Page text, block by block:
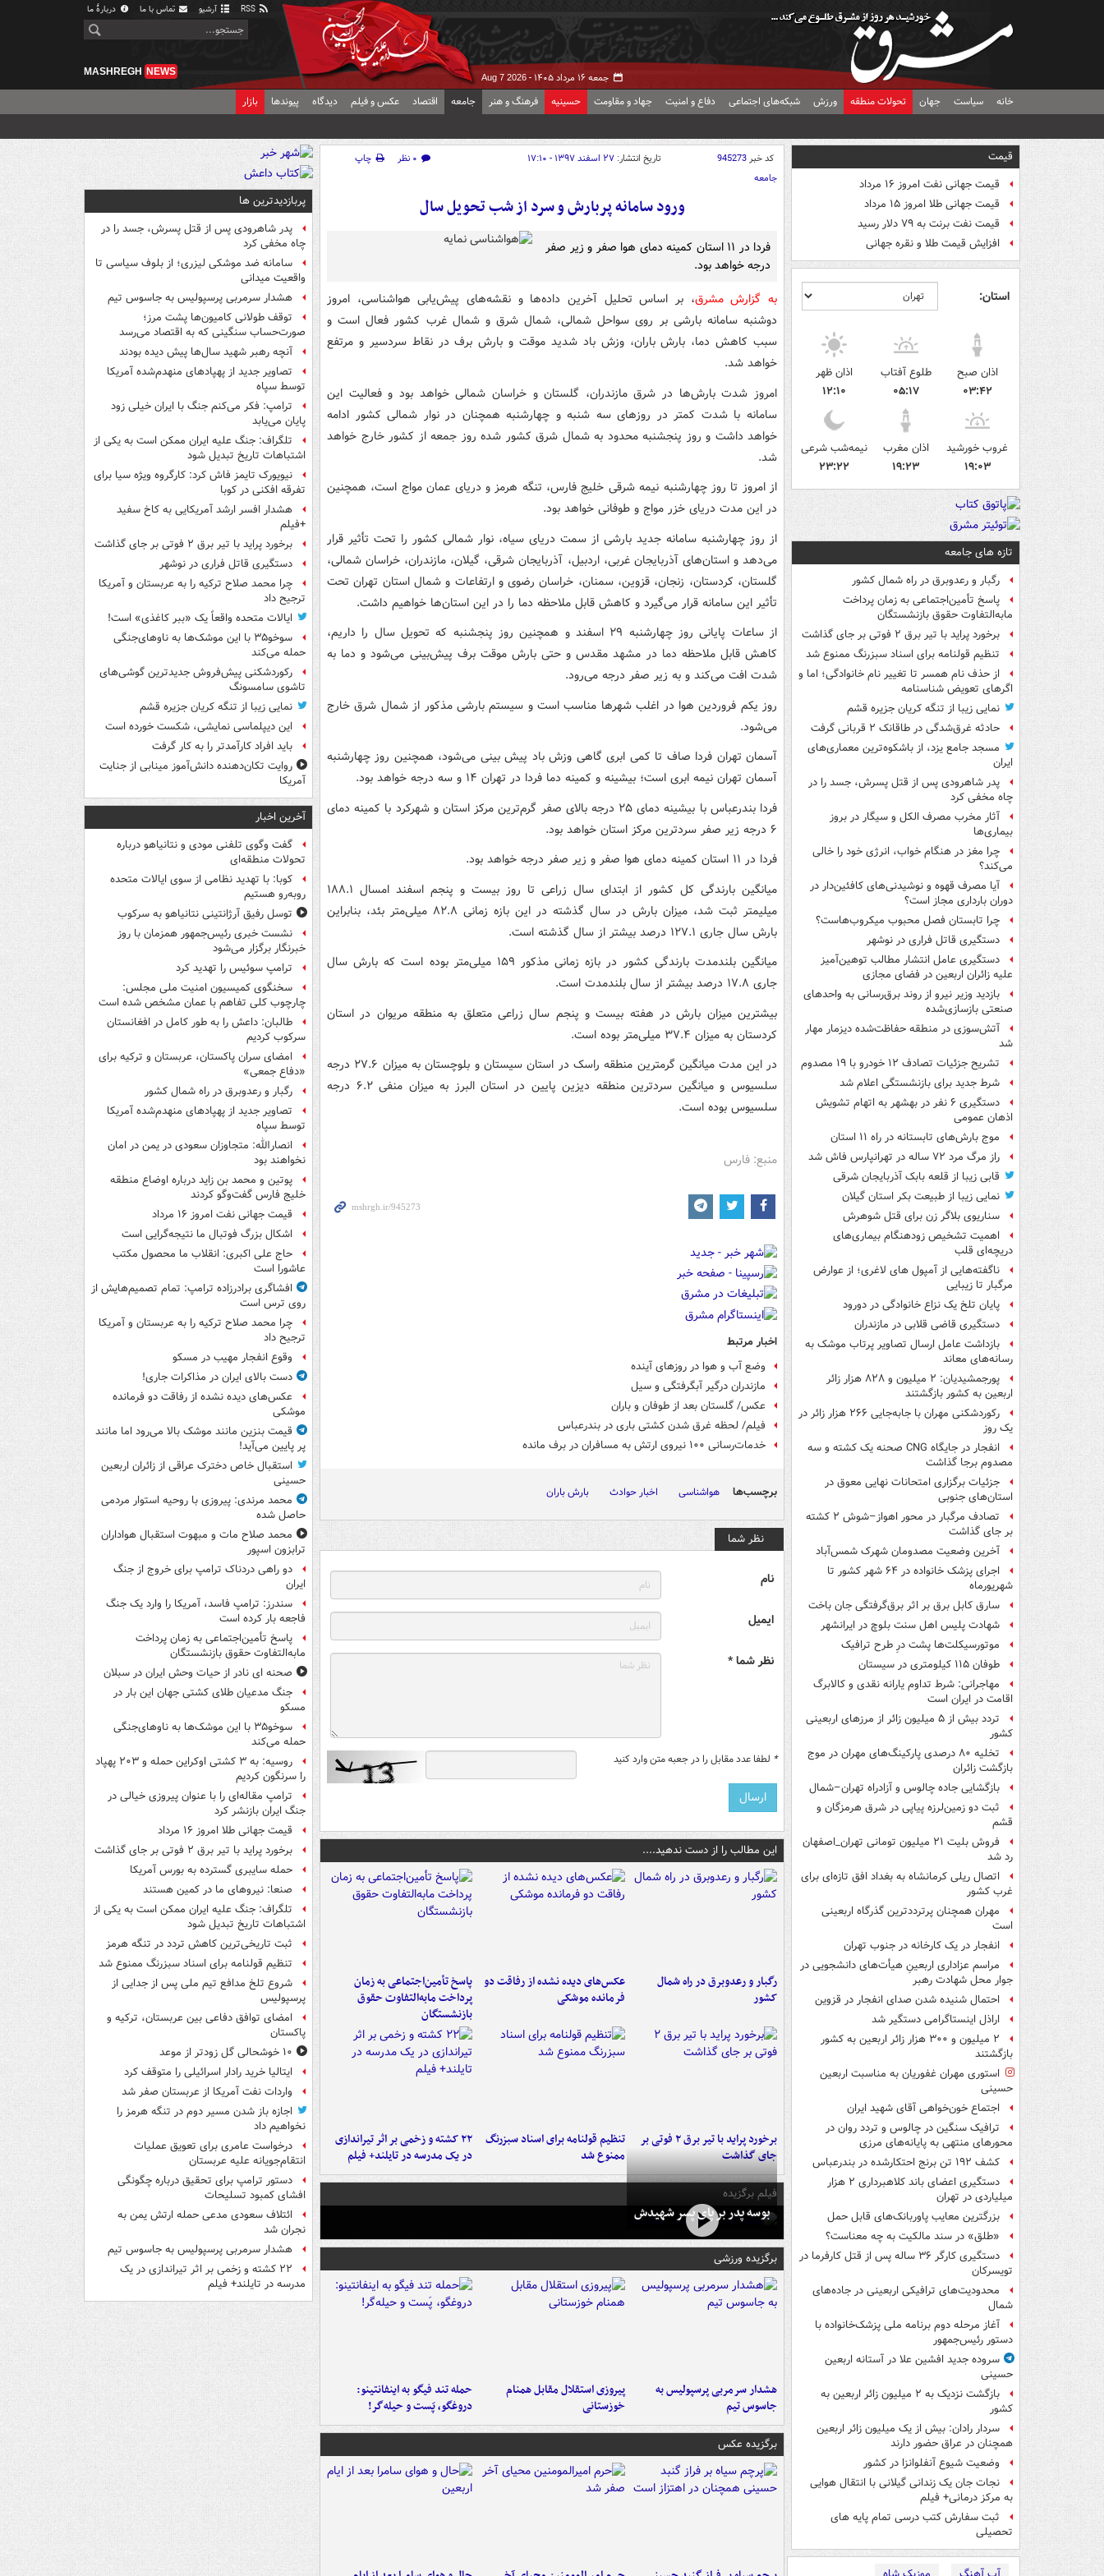
آرشیو تماس با ما دربارهٔ ما
جمعه ۱۶ مرداد ۱۴۰۵ - Aug 7 2026
MASHREGH NEWS
خانه سیاست جهان تحولات منطقه ورزش شبکه‌های اجتماعی دفاع و امنیت جهاد و مقاومت حسینیه فرهنگ و هنر جامعه اقتصاد عکس و فیلم دیدگاه پیوندها بازار
قیمت
قیمت جهانی نفت امروز ۱۶ مرداد
قیمت جهانی طلا امروز ۱۵ مرداد
قیمت نفت برنت به ۷۹ دلار رسید
افزایش قیمت طلا و نقره جهانی
استان:
اذان صبح
۰۳:۴۲
طلوع آفتاب
۰۵:۱۷
اذان ظهر
۱۲:۱۰
غروب خورشید
۱۹:۰۳
اذان مغرب
۱۹:۲۳
نیمه‌شب شرعی
۲۳:۲۲
تازه های جامعه
رگبار و رعدوبرق در راه شمال کشور
پاسخ تأمین‌اجتماعی به زمان پرداخت
مابه‌التفاوت حقوق بازنشستگان
برخورد پراید با تیر برق ۲ فوتی بر جای گذاشت
تنظیم قولنامه برای اسناد سبزرنگ ممنوع شد
از حذف نام همسر تا تغییر نام خانوادگی؛ اما و
اگرهای تعویض شناسنامه
نمایی زیبا از تنگه کریان جزیره قشم
حادثه غرق‌شدگی در طاقانک ۲ قربانی گرفت
مسجد جامع یزد، از باشکوه‌ترین معماری‌های
ایران
پدر شاهرودی پس از قتل پسرش، جسد را در
چاه مخفی کرد
آثار مخرب مصرف الکل و سیگار در بروز
بیماری‌ها
چرا مغز در هنگام خواب، انرژی خود را خالی
می‌کند؟
آیا مصرف قهوه و نوشیدنی‌های کافئین‌دار در
دوران بارداری مجاز است؟
چرا تابستان فصل محبوب میکروب‌هاست؟
دستگیری قاتل فراری در نوشهر
دستگیری عامل انتشار مطالب توهین‌آمیز
علیه زائران اربعین در فضای مجازی
بازدید وزیر نیرو از روند برق‌رسانی به واحدهای
صنعتی بازسازی‌شده
آتش‌سوزی در منطقه حفاظت‌شده دیزمار مهار
شد
تشریح جزئیات تصادف ۱۲ خودرو با ۱۹ مصدوم
شرط جدید برای بازنشستگی اعلام شد
دستگیری ۶ نفر در بهشهر به اتهام تشویش
اذهان عمومی
موج بارش‌های تابستانه در راه ۱۱ استان
راز مرگ مرد ۷۲ ساله در تهرانپارس فاش شد
قابی زیبا از قلعه بابک آذربایجان شرقی
نمایی زیبا از طبیعت بکر استان گیلان
سناریوی بلاگر زن برای قتل شوهرش
اهمیت تشخیص زودهنگام بیماری‌های
دریچه‌ای قلب
ناگفته‌هایی از آمپول های لاغری؛ از عوارض
مرگبار تا زیبایی
پایان تلخ یک نزاع خانوادگی در دورود
دستگیری قاضی قلابی در مازندران
بازداشت عامل ارسال تصاویر پرتاب موشک به
رسانه‌های معاند
پورجمشیدیان: ۲ میلیون و ۸۲۸ هزار زائر
اربعین به کشور بازگشتند
رکوردشکنی مهران با جابه‌جایی ۲۶۶ هزار زائر در
یک روز
انفجار در جایگاه CNG صحنه یک کشته و سه
مصدوم برجا گذاشت
جزئیات برگزاری امتحانات نهایی معوق در
استان‌های جنوبی
تصادف مرگبار در محور اهواز–شوش ۲ کشته
بر جای گذاشت
آخرین وضعیت مصدومان شهرک شمس‌آباد
اجرای پزشک خانواده در ۶۴ شهر کشور تا
شهریورماه
سارق کابل برق بر اثر برق‌گرفتگی جان باخت
شهادت پلیس اهل سنت بلوچ در ایرانشهر
موتورسیکلت‌ها پشت درِ طرح ترافیک
طوفان ۱۱۵ کیلومتری در سیستان
مهاجرانی: شرط تداوم یارانه نقدی و کالابرگ
اقامت در ایران است
تردد بیش از ۵ میلیون زائر از مرزهای اربعینی
کشور
تخلیه ۸۰ درصدی پارکینگ‌های مهران در موج
بازگشت زائران
بازگشایی جاده چالوس و آزادراه تهران–شمال
ثبت دو زمین‌لرزه پیاپی در شرق هرمزگان و
قشم
فروش بلیت ۲۱ میلیون تومانی تهران_اصفهان
رد شد
اتصال ریلی کرمانشاه به بغداد افق تازه‌ای برای
غرب کشور
مهران همچنان پرترددترین گذرگاه اربعینی
است
انفجار در یک کارخانه در جنوب تهران
مراسم عزاداری اربعینِ هیأت‌های دانشجویی در
جوار محل شهادت رهبر
احتمال شنیده شدن صدای انفجار در قزوین
اراذل اینستاگرامی دستگیر شد
۲ میلیون و ۳۰۰ هزار زائر اربعین به کشور
بازگشتند
استوری مهران غفوریان به مناسبت اربعین
حسینی
اجتماع خون‌خواهی آقای شهید ایران
ترافیک سنگین در چالوس و تردد روان در
محورهای منتهی به پایانه‌های مرزی
کشف ۱۹۲ تن برنج احتکارشده در بندرعباس
دستگیری اعضای باند کلاهبرداری ۲ هزار
میلیاردی در تهران
بزرگترین معایب پاوربانک‌های قابل حمل
«طلق» در سند مالکیت به چه معناست؟
دستگیری کارگر ۳۶ ساله پس از قتل کارفرما در
تویسرکان
محدودیت‌های ترافیکی اربعینی در جاده‌های
شمال‌
آغاز مرحله دوم برنامه ملی پزشک‌خانواده با
دستور رئیس‌جمهور
سروده جدید افشین علا در آستانه اربعین
حسینی
بازگشت نزدیک به ۲ میلیون زائر اربعین به
کشور
سردار رادان: بیش از یک میلیون زائر اربعین
همچنان در عراق حضور دارند
وضعیت شیوع آنفلوانزا در کشور
نجات جان یک زندانی گیلانی با انتقال هوایی
به مرکز درمانی+ فیلم
ثبت سفارش کتب درسی تمام پایه های
تحصیلی
کد خبر945273 تاریخ انتشار: ۲۷ اسفند ۱۳۹۷ - ۱۷:۱۰ ۰ نظر
چاپ
جامعه
ورود سامانه پربارش و سرد از شب تحویل سال
فردا در ۱۱ استان کمینه دمای هوا صفر و زیر صفر
درجه خواهد بود.
به گزارش مشرق، بر اساس تحلیل آخرین داده‌ها و نقشه‌های پیش‌یابی هواشناسی، امروز
دوشنبه سامانه بارشی بر روی سواحل شمالی، شمال شرق و شمال غرب کشور فعال است و
سبب کاهش دما، بارش باران، وزش باد شدید موقت و بارش برف در نقاط سردسیر و مرتفع
خواهد شد.
امروز شدت بارش‌ها در شرق مازندران، گلستان و خراسان شمالی خواهد بود و فعالیت این
سامانه با شدت کمتر در روزهای سه شنبه و چهارشنبه همچنان در نوار شمالی کشور ادامه
خواهد داشت و روز پنجشنبه محدود به شمال شرق کشور شده روز جمعه از کشور خارج خواهد
شد.
از امروز تا روز چهارشنبه نیمه شرقی خلیج فارس، تنگه هرمز و دریای عمان مواج است، همچنین
در این مدت دریای خزر مواج و طوفانی خواهد بود.
از روز چهارشنبه سامانه جدید بارشی از سمت دریای سیاه، نوار شمالی کشور را تحت تأثیر قرار
می‌دهد و استان‌های آذربایجان غربی، اردبیل، آذربایجان شرقی، گیلان، مازندران، خراسان شمالی،
گلستان، کردستان، زنجان، قزوین، سمنان، خراسان رضوی و ارتفاعات و شمال استان تهران تحت
تأثیر این سامانه قرار می‌گیرد و کاهش قابل ملاحظه دما را در این استان‌ها خواهیم داشت.
‌از ساعات پایانی روز چهارشنبه ۲۹ اسفند و همچنین روز پنجشنبه که تحویل سال را داریم،
کاهش قابل ملاحظه دما در مشهد مقدس و حتی بارش موقت برف پیش‌بینی می‌شود و دما به
شدت افت می‌کند و به زیر صفر درجه می‌رود.
‌روز یکم فروردین هوا در اغلب شهرها مناسب است و سیستم بارشی مذکور از شمال شرق خارج
می‌شود.
آسمان تهران فردا صاف تا کمی ابری گاهی وزش باد پیش بینی می‌شود، همچنین روز چهارشنبه
آسمان تهران نیمه ابری است؛ بیشینه و کمینه دما فردا در تهران ۱۴ و سه درجه خواهد بود.
فردا بندرعباس با بیشینه دمای ۲۵ درجه بالای صفر گرم‌ترین مرکز استان و شهرکرد با کمینه دمای
۶ درجه زیر صفر سردترین مرکز استان خواهد بود.
فردا در ۱۱ استان کمینه دمای هوا صفر و زیر صفر درجه خواهد بود.
میانگین بارندگی کل کشور از ابتدای سال زراعی تا روز بیست و پنجم اسفند امسال ۱۸۸.۱
میلیمتر ثبت شد، میزان بارش در سال گذشته در این بازه زمانی ۸۲.۸ میلی‌متر بئد، بنابراین
بارش سال جاری ۱۲۷.۱ درصد بیشتر از سال گذشته است.
میانگین بلندمدت بارندگی کشور در بازه زمانی مذکور ۱۵۹ میلی‌متر بوده است که بارش سال
جاری ۱۷.۸ درصد بیشتر از سال بلندمدت است.
بیشترین میزان بارش در هفته بیست و پنجم سال زراعی متعلق به منطقه مریوان در استان
کردستان به میزان ۳۷.۴ میلی‌متر بوده است.
در این مدت میانگین گرمترین منطقه راسک در استان سیستان و بلوچستان به میزان ۲۷.۶ درجه
سلسیوس و میانگین سردترین منطقه دیزین پایین در استان البرز به میزان منفی ۶.۲ درجه
سلسیوس بوده است.
منبع: فارس
اخبار مرتبط
وضع آب و هوا در روزهای آینده
مازندران درگیر آبگرفتگی و سیل
عکس/ گلستان بعد از طوفان و باران
فیلم/ لحظه غرق شدن کشتی باری در بندرعباس
خدمات‌رسانی ۱۰۰ نیروی ارتش به مسافران در برف مانده
برچسب‌ها هواشناسی اخبار حوادث بارش باران
نظر شما
نام
ایمیل
نظر شما *
* لطفا عدد مقابل را در جعبه متن وارد کنید
این مطالب را از دست ندهید....
رگبار و رعدوبرق در راه شمال
کشور
عکس‌های دیده نشده از رفاقت دو
فرمانده‌ موشکی
پاسخ تأمین‌اجتماعی به زمان
پرداخت مابه‌التفاوت حقوق
بازنشستگان
برخورد پراید با تیر برق ۲ فوتی بر
جای گذاشت
تنظیم قولنامه برای اسناد سبزرنگ
ممنوع شد
۲۲ کشته و زخمی بر اثر تیراندازی
در یک مدرسه در تایلند+ فیلم
فیلم برگزیده
بوسه‌ پدر بر پای پسر شهیدش
برگزیده ورزشی
هشدار سرمربی پرسپولیس به
جاسوس تیم
پیروزی استقلال مقابل همنام
خوزستانی
حمله تند فیگو به اینفانتینو:
دروغگو، پَست‌ و حیله‌گر!
برگزیده عکس
پربازدیدترین ها
پدر شاهرودی پس از قتل پسرش، جسد را در
چاه مخفی کرد
سامانه ضد موشکی لیزری؛ از بلوف سیاسی تا
واقعیت میدانی
هشدار سرمربی پرسپولیس به جاسوس تیم
توقف طولانی کامیون‌ها پشت مرز؛
صورت‌حساب سنگینی که به اقتصاد می‌رسد
آنچه رهبر شهید سال‌ها پیش دیده بودند
تصاویر جدید از پهپادهای منهدم‌شده آمریکا
توسط سپاه
ترامپ: فکر می‌کنم جنگ با ایران خیلی زود
پایان می‌یابد
تلگراف: جنگ علیه ایران ممکن است به یکی از
اشتباهات تاریخ تبدیل شود
نیویورک تایمز فاش کرد: کارگروه ویژه سیا برای
تفرقه افکنی در کوبا
هشدار افسر ارشد آمریکایی به کاخ سفید
+فیلم
برخورد پراید با تیر برق ۲ فوتی بر جای گذاشت
دستگیری قاتل فراری در نوشهر
چرا محمد صلاح ترکیه را به عربستان و آمریکا
ترجیح داد
ایالات متحده واقعاً یک «ببر کاغذی» است!
سوخو۳۵ با این موشک‌ها به ناوهای‌جنگی
حمله می‌کند
رکوردشکنی پیش‌فروش جدیدترین گوشی‌های
تاشوی سامسونگ
نمایی زیبا از تنگه کریان جزیره قشم
این دیپلماسی نمایشی، شکست خورده است
باید افراد کارآمدتر را به کار گرفت
روایت تکان‌دهنده دانش‌آموز مینابی از جنایت
آمریکا
آخرین اخبار
گفت وگوی تلفنی مودی و نتانیاهو درباره
تحولات منطقه‌ای
کوبا: با تهدید نظامی از سوی ایالات متحده
روبه‌رو هستیم
توسل رفیق آرژانتینی نتانیاهو به سرکوب
نشست خبری رئیس‌جمهور همزمان با روز
خبرنگار برگزار می‌شود
ترامپ سوئیس را تهدید کرد
سخنگوی کمیسیون امنیت ملی مجلس:
چارچوب کلی تفاهم با عمان مشخص شده است
طالبان: داعش را به طور کامل در افغانستان
سرکوب کردیم
امضای سران پاکستان، عربستان و ترکیه برای
«دفاع جمعی»
رگبار و رعدوبرق در راه شمال کشور
تصاویر جدید از پهپادهای منهدم‌شده آمریکا
توسط سپاه
انصارالله: متجاوزان سعودی در یمن در امان
نخواهند بود
پوتین و محمد بن زاید درباره اوضاع منطقه
خلیج فارس گفت‌وگو کردند
قیمت جهانی نفت امروز ۱۶ مرداد
اشکال بزرگ فوتبال ما نتیجه‌گرایی است
حاج علی اکبری: انقلاب ما محصول مکتب
عاشورا است
افشاگری برادرزاده ترامپ: تمام تصمیم‌هایش از
روی ترس است
چرا محمد صلاح ترکیه را به عربستان و آمریکا
ترجیح داد
وقوع انفجار مهیب در مسکو
دست بالای ایران در مذاکرات جاری!
عکس‌های دیده نشده از رفاقت دو فرمانده‌
موشکی
قیمت بنزین مانند موشک بالا می‌رود اما مانند
پر پایین می‌آید!
استقبال خاص دخترک عراقی از زائران اربعین
حسینی
محمد مرندی: پیروزی با روحیه استوار مردمی
حاصل شده
محمد صلاح مات و مبهوت استقبال هواداران
ترابزون اسپور
دو راهی دردناک ترامپ برای خروج از جنگ
ایران
سندرز: ترامپ فاسد، آمریکا را وارد یک جنگ
فاجعه بار کرده است
پاسخ تأمین‌اجتماعی به زمان پرداخت
مابه‌التفاوت حقوق بازنشستگان
صحنه ای نادر از حیات وحش ایران در سبلان
جنگ مدعیان طلای کشتی جهان این بار در
مسکو
سوخو۳۵ با این موشک‌ها به ناوهای‌جنگی
حمله می‌کند
روسیه: به ۳ کشتی اوکراین حمله و ۲۰۳ پهپاد
را سرنگون کردیم
ترامپ مقاله‌ای را با عنوان پیروزی خیالی در
جنگ ایران بازنشر کرد
قیمت جهانی طلا امروز ۱۶ مرداد
برخورد پراید با تیر برق ۲ فوتی بر جای گذاشت
حمله سایبری گسترده به بورس آمریکا
صنعا: نیروهای ما در کمین‌ هستند
تلگراف: جنگ علیه ایران ممکن است به یکی از
اشتباهات تاریخ تبدیل شود
ثبت تاریخی‌ترین کاهش تردد در تنگه هرمز
تنظیم قولنامه برای اسناد سبزرنگ ممنوع شد
شروع تلخ مدافع تیم ملی پس از جدایی از
پرسپولیس
امضای توافق دفاعی بین عربستان، ترکیه و
پاکستان
۱۰ خوشحالی گل زودتر از موعد
ایتالیا خرید رادار اسرائیلی را متوقف کرد
واردات نفت آمریکا از عربستان صفر شد
اجازه باز شدن مسیر دوم در تنگه هرمز را
نخواهیم داد
درخواست عامری برای تعویق عملیات
انتقام‌جویانه علیه عربستان
دستور ترامپ برای تحقیق درباره چگونگی
افشای کمبود تسلیحات
ائتلاف سعودی مدعی حمله ارتش یمن به
نجران شد
هشدار سرمربی پرسپولیس به جاسوس تیم
۲۲ کشته و زخمی بر اثر تیراندازی در یک
مدرسه در تایلند+ فیلم